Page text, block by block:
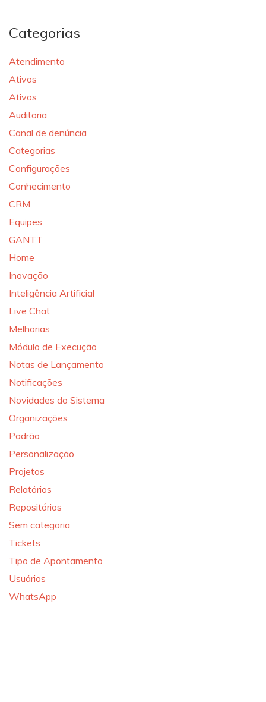
Categorias
Atendimento
Ativos
Ativos
Auditoria
Canal de denúncia
Categorias
Configurações
Conhecimento
CRM
Equipes
GANTT
Home
Inovação
Inteligência Artificial
Live Chat
Melhorias
Módulo de Execução
Notas de Lançamento
Notificações
Novidades do Sistema
Organizações
Padrão
Personalização
Projetos
Relatórios
Repositórios
Sem categoria
Tickets
Tipo de Apontamento
Usuários
WhatsApp